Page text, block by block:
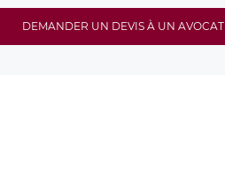
DEMANDER UN DEVIS À UN AVOCAT